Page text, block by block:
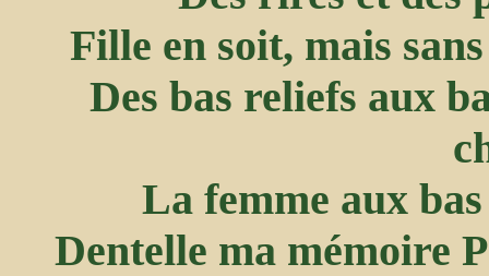
Fille en soit, mais
Des bas reliefs aux
La femme aux
Dentelle ma mémoire